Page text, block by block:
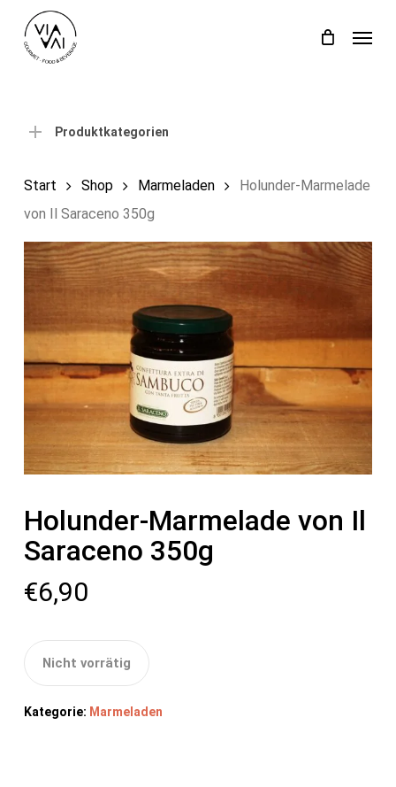
Einkaufswagen Close
Produktkategorien
Start Shop Marmeladen
Holunder-Marmelade
von Il Saraceno 350g
Holunder-Marmelade von Il
Saraceno 350g
€6,90
Nicht vorrätig
Kategorie: Marmeladen